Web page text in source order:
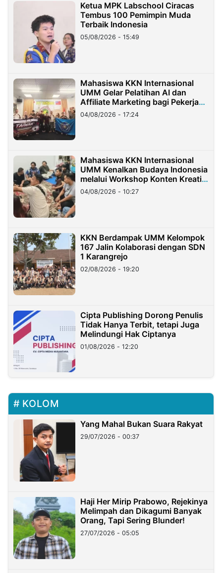
Ketua MPK Labschool Ciracas
Tembus 100 Pemimpin Muda
Terbaik Indonesia
05/08/2026 - 15:49
Mahasiswa KKN Internasional
UMM Gelar Pelatihan AI dan
Affiliate Marketing bagi Pekerja
Migran Indonesia di Taiwan
04/08/2026 - 17:24
Mahasiswa KKN Internasional
UMM Kenalkan Budaya Indonesia
melalui Workshop Konten Kreatif
di Taiwan
04/08/2026 - 10:27
KKN Berdampak UMM Kelompok
167 Jalin Kolaborasi dengan SDN
1 Karangrejo
02/08/2026 - 19:20
Cipta Publishing Dorong Penulis
Tidak Hanya Terbit, tetapi Juga
Melindungi Hak Ciptanya
01/08/2026 - 12:20
KOLOM
Yang Mahal Bukan Suara Rakyat
29/07/2026 - 00:37
Haji Her Mirip Prabowo, Rejekinya
Melimpah dan Dikagumi Banyak
Orang, Tapi Sering Blunder!
27/07/2026 - 05:05